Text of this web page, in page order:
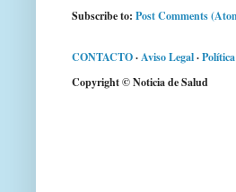
Subscribe to: Post Comments
CONTACTO·Aviso Legal·
Copyright © Noticia de Salud